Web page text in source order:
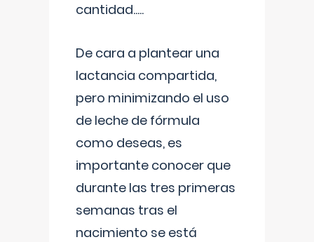
cantidad.....
De cara a plantear una
lactancia compartida,
pero minimizando el uso
de leche de fórmula
como deseas, es
importante conocer que
durante las tres primeras
semanas tras el
nacimiento se está